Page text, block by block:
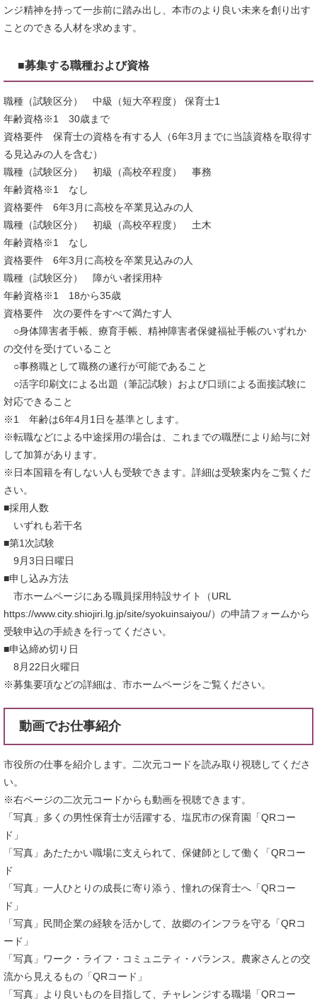
ンジ精神を持って一歩前に踏み出し、本市のより良い未来を創り出す
ことのできる人材を求めます。
■募集する職種および資格
職種（試験区分） 中級（短大卒程度） 保育士1
年齢資格※1 30歳まで
資格要件 保育士の資格を有する人（6年3月までに当該資格を取得す
る見込みの人を含む）
職種（試験区分） 初級（高校卒程度） 事務
年齢資格※1 なし
資格要件 6年3月に高校を卒業見込みの人
職種（試験区分） 初級（高校卒程度） 土木
年齢資格※1 なし
資格要件 6年3月に高校を卒業見込みの人
職種（試験区分） 障がい者採用枠
年齢資格※1 18から35歳
資格要件 次の要件をすべて満たす人
○身体障害者手帳、療育手帳、精神障害者保健福祉手帳のいずれか
の交付を受けていること
○事務職として職務の遂行が可能であること
○活字印刷文による出題（筆記試験）および口頭による面接試験に
対応できること
※1 年齢は6年4月1日を基準とします。
※転職などによる中途採用の場合は、これまでの職歴により給与に対
して加算があります。
※日本国籍を有しない人も受験できます。詳細は受験案内をご覧くだ
さい。
■採用人数
いずれも若干名
■第1次試験
9月3日日曜日
■申し込み方法
市ホームページにある職員採用特設サイト（URL
https://www.city.shiojiri.lg.jp/site/syokuinsaiyou/）の申請フォームから
受験申込の手続きを行ってください。
■申込締め切り日
8月22日火曜日
※募集要項などの詳細は、市ホームページをご覧ください。
動画でお仕事紹介
市役所の仕事を紹介します。二次元コードを読み取り視聴してくださ
い。
※右ページの二次元コードからも動画を視聴できます。
「写真」多くの男性保育士が活躍する、塩尻市の保育園「QRコー
ド」
「写真」あたたかい職場に支えられて、保健師として働く「QRコー
ド
「写真」一人ひとりの成長に寄り添う、憧れの保育士へ「QRコー
ド」
「写真」民間企業の経験を活かして、故郷のインフラを守る「QRコ
ード」
「写真」ワーク・ライフ・コミュニティ・バランス。農家さんとの交
流から見えるもの「QRコード」
「写真」より良いものを目指して、チャレンジする職場「QRコー